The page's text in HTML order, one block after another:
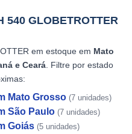
GLOBETROTTER
em estoque em Mato
e Ceará . Filtre por estado
Mato Grosso (7 unidades)
São Paulo (7 unidades)
Goiás (5 unidades)